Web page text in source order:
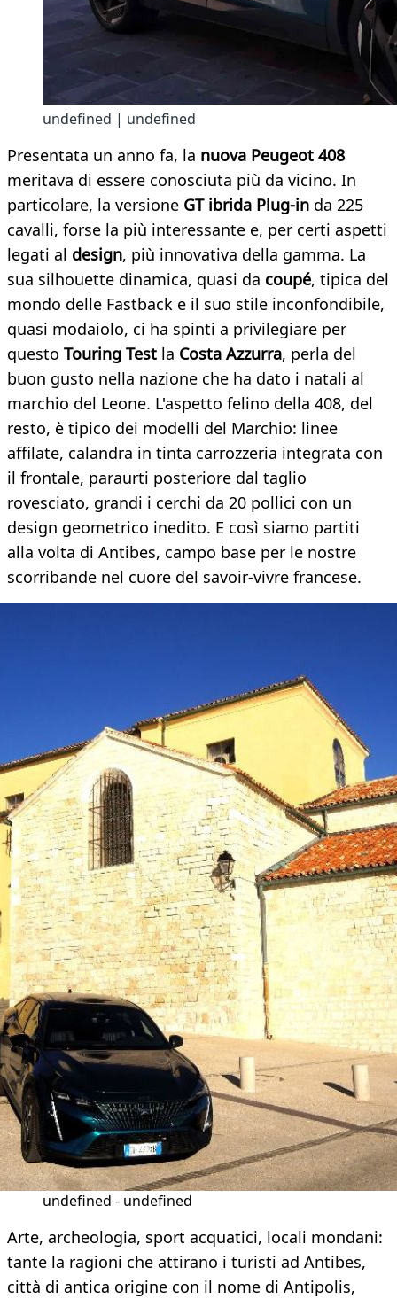
undefined | undefined
Presentata un anno fa, la nuova Peugeot 408
meritava di essere conosciuta più da vicino. In
particolare, la versione GT ibrida Plug-in da 225
cavalli, forse la più interessante e, per certi aspetti
legati al design, più innovativa della gamma. La
sua silhouette dinamica, quasi da coupé, tipica del
mondo delle Fastback e il suo stile inconfondibile,
quasi modaiolo, ci ha spinti a privilegiare per
questo Touring Test la Costa Azzurra, perla del
buon gusto nella nazione che ha dato i natali al
marchio del Leone. L'aspetto felino della 408, del
resto, è tipico dei modelli del Marchio: linee
affilate, calandra in tinta carrozzeria integrata con
il frontale, paraurti posteriore dal taglio
rovesciato, grandi i cerchi da 20 pollici con un
design geometrico inedito. E così siamo partiti
alla volta di Antibes, campo base per le nostre
scorribande nel cuore del savoir-vivre francese.
undefined - undefined
Arte, archeologia, sport acquatici, locali mondani:
tante la ragioni che attirano i turisti ad Antibes,
città di antica origine con il nome di Antipolis,